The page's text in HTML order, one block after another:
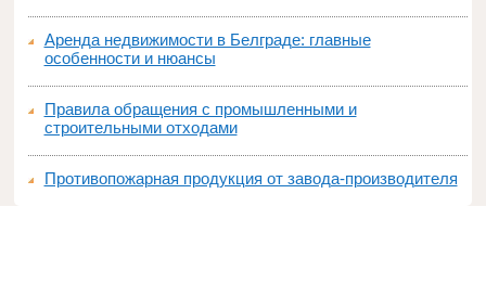
Аренда недвижимости в Белграде: главные
особенности и нюансы
Правила обращения с промышленными и
строительными отходами
Противопожарная продукция от завода-производителя